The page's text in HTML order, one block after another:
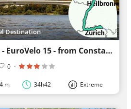
Destination
Rhine Cycle Route - EuroVelo 15 - from Constance to Mannheim
0 ·
m 34h42 Extreme